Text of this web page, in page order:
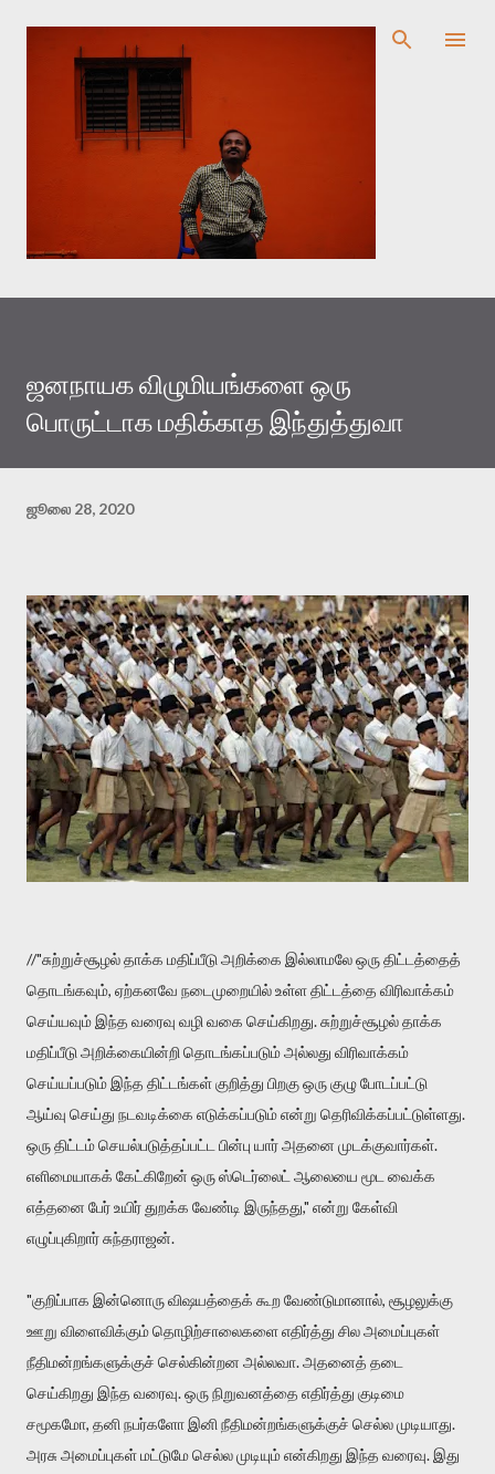
முதன்மை உள்ளடக்கத்திற்குச் செல்
ஜனநாயக விழுமியங்களை ஒரு
பொருட்டாக மதிக்காத இந்துத்துவா
ஜூலை 28, 2020
//"சுற்றுச்சூழல் தாக்க மதிப்பீடு அறிக்கை இல்லாமலே ஒரு திட்டத்தைத்
தொடங்கவும், ஏற்கனவே நடைமுறையில் உள்ள திட்டத்தை விரிவாக்கம்
செய்யவும் இந்த வரைவு வழி வகை செய்கிறது. சுற்றுச்சூழல் தாக்க
மதிப்பீடு அறிக்கையின்றி தொடங்கப்படும் அல்லது விரிவாக்கம்
செய்யப்படும் இந்த திட்டங்கள் குறித்து பிறகு ஒரு குழு போடப்பட்டு
ஆய்வு செய்து நடவடிக்கை எடுக்கப்படும் என்று தெரிவிக்கப்பட்டுள்ளது.
ஒரு திட்டம் செயல்படுத்தப்பட்ட பின்பு யார் அதனை முடக்குவார்கள்.
எளிமையாகக் கேட்கிறேன் ஒரு ஸ்டெர்லைட் ஆலையை மூட வைக்க
எத்தனை பேர் உயிர் துறக்க வேண்டி இருந்தது," என்று கேள்வி
எழுப்புகிறார் சுந்தராஜன்.
"குறிப்பாக இன்னொரு விஷயத்தைக் கூற வேண்டுமானால், சூழலுக்கு
ஊறு விளைவிக்கும் தொழிற்சாலைகளை எதிர்த்து சில அமைப்புகள்
நீதிமன்றங்களுக்குச் செல்கின்றன அல்லவா. அதனைத் தடை
செய்கிறது இந்த வரைவு. ஒரு நிறுவனத்தை எதிர்த்து குடிமை
சமூகமோ, தனி நபர்களோ இனி நீதிமன்றங்களுக்குச் செல்ல முடியாது.
அரசு அமைப்புகள் மட்டுமே செல்ல முடியும் என்கிறது இந்த வரைவு. இது